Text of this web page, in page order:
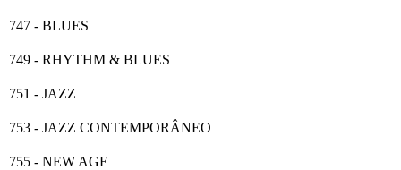
747 - BLUES
749 - RHYTHM & BLUES
751 - JAZZ
753 - JAZZ CONTEMPORÂNEO
755 - NEW AGE